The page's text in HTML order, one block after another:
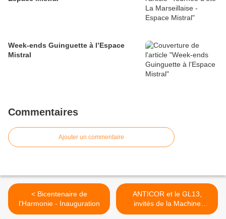
Week-ends Guinguette à l’Espace
Mistral
Commentaires
Ajouter un commentaire
< Bicentenaire de
l'Harmonie - Inauguration
ANTICOR et le GL13,
invités de la Machine
Pneumatique >